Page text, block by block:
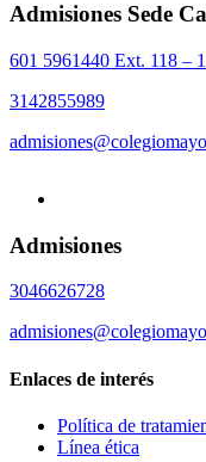
Admisiones Sede
601 5961440 Ext. 118 –
3142855989
Admisiones
3046626728
Enlaces de interés
Política de
Línea ética